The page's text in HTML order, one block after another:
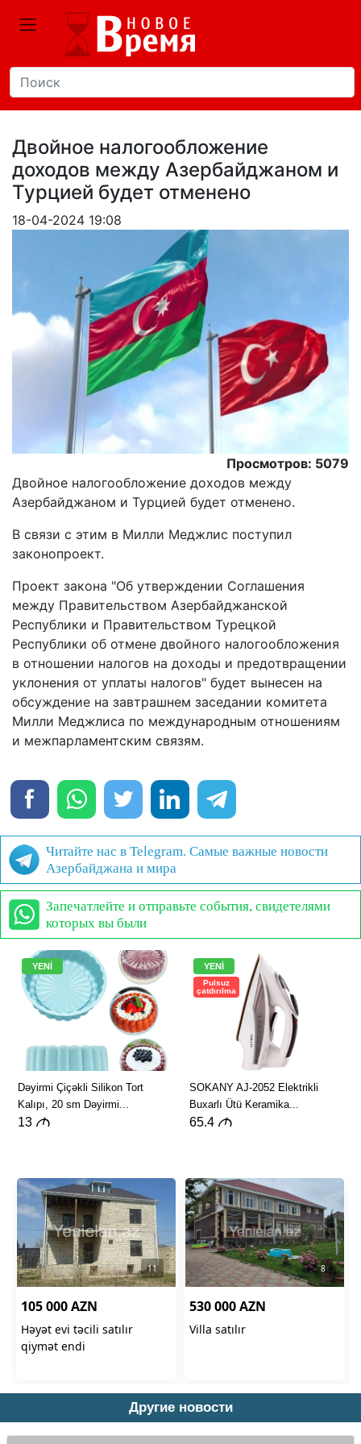
Двойное налогообложение
доходов между Азербайджаном и
Турцией будет отменено
18-04-2024 19:08
Просмотров: 5079
Двойное налогообложение доходов между
Азербайджаном и Турцией будет отменено.
В связи с этим в Милли Меджлис поступил
законопроект.
Проект закона "Об утверждении Соглашения
между Правительством Азербайджанской
Республики и Правительством Турецкой
Республики об отмене двойного налогообложения
в отношении налогов на доходы и предотвращении
уклонения от уплаты налогов" будет вынесен на
обсуждение на завтрашнем заседании комитета
Милли Меджлиса по международным отношениям
и межпарламентским связям.
Читайте нас в Telegram. Самые важные новости
Азербайджана и мира
Запечатлейте и отправьте события, свидетелями
которых вы были
Другие новости